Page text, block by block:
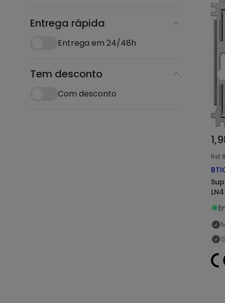
Entrega rápida
Entrega em 24/48h
Tem desconto
Com desconto
Ref